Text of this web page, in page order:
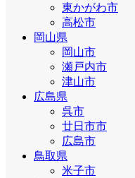
東かがわ市
高松市
岡山県
岡山市
瀬戸内市
津山市
広島県
呉市
廿日市市
広島市
鳥取県
米子市